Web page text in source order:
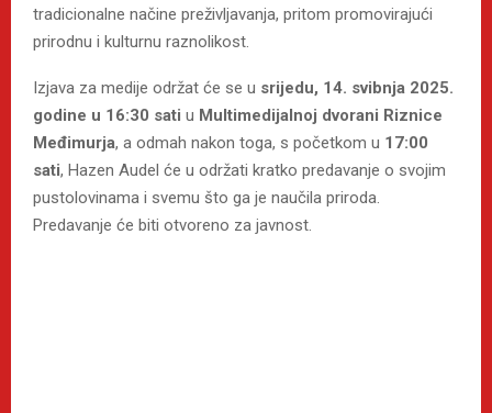
tradicionalne načine preživljavanja, pritom promovirajući
prirodnu i kulturnu raznolikost.
Izjava za medije održat će se u srijedu, 14. svibnja 2025.
godine u 16:30 sati u Multimedijalnoj dvorani Riznice
Međimurja, a odmah nakon toga, s početkom u 17:00
sati, Hazen Audel će u održati kratko predavanje o svojim
pustolovinama i svemu što ga je naučila priroda.
Predavanje će biti otvoreno za javnost.